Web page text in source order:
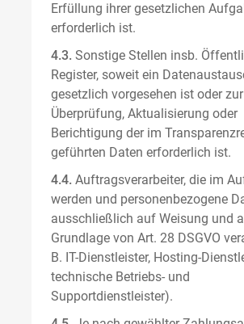
Erfüllung ihrer gesetzlichen
erforderlich ist.
4.3. Sonstige Stellen insb.
Register, soweit ein
gesetzlich vorgesehen ist oder zur
Überprüfung, Aktualisierung oder
Berichtigung der im
geführten Daten erforderlich ist.
4.4. Auftragsverarbeiter, die im
werden und personenbezogene
ausschließlich auf Weisung und
Grundlage von Art. 28 DSGVO
B. IT-Dienstleister, Hosting-
technische Betriebs- und
Supportdienstleister).